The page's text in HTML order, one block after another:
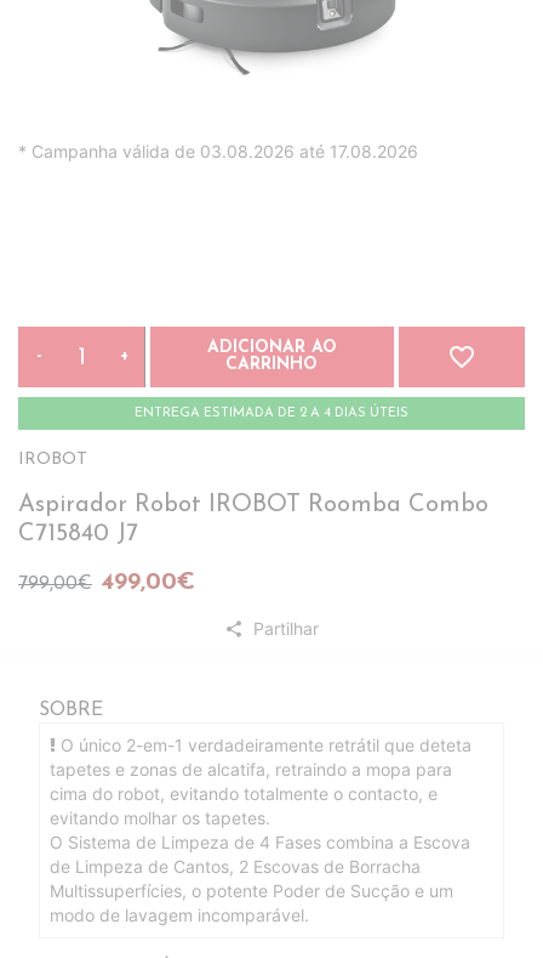
* Campanha válida de 03.08.2026 até 17.08.2026
- +
ADICIONAR AO
CARRINHO
favorite_border
ENTREGA ESTIMADA DE 2 A 4 DIAS ÚTEIS
IROBOT
Aspirador Robot IROBOT Roomba Combo
C715840 J7
799,00€ 499,00€
share Partilhar
SOBRE
O único 2-em-1 verdadeiramente retrátil que deteta
tapetes e zonas de alcatifa, retraindo a mopa para
cima do robot, evitando totalmente o contacto, e
evitando molhar os tapetes.
O Sistema de Limpeza de 4 Fases combina a Escova
de Limpeza de Cantos, 2 Escovas de Borracha
Multissuperfícies, o potente Poder de Sucção e um
modo de lavagem incomparável.